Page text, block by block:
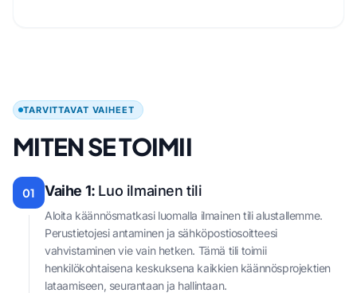
TARVITTAVAT VAIHEET
MITEN SE TOIMII
01 Vaihe 1: Luo ilmainen tili
Aloita käännösmatkasi luomalla ilmainen tili alustallemme.
Perustietojesi antaminen ja sähköpostiosoitteesi
vahvistaminen vie vain hetken. Tämä tili toimii
henkilökohtaisena keskuksena kaikkien käännösprojektien
lataamiseen, seurantaan ja hallintaan.